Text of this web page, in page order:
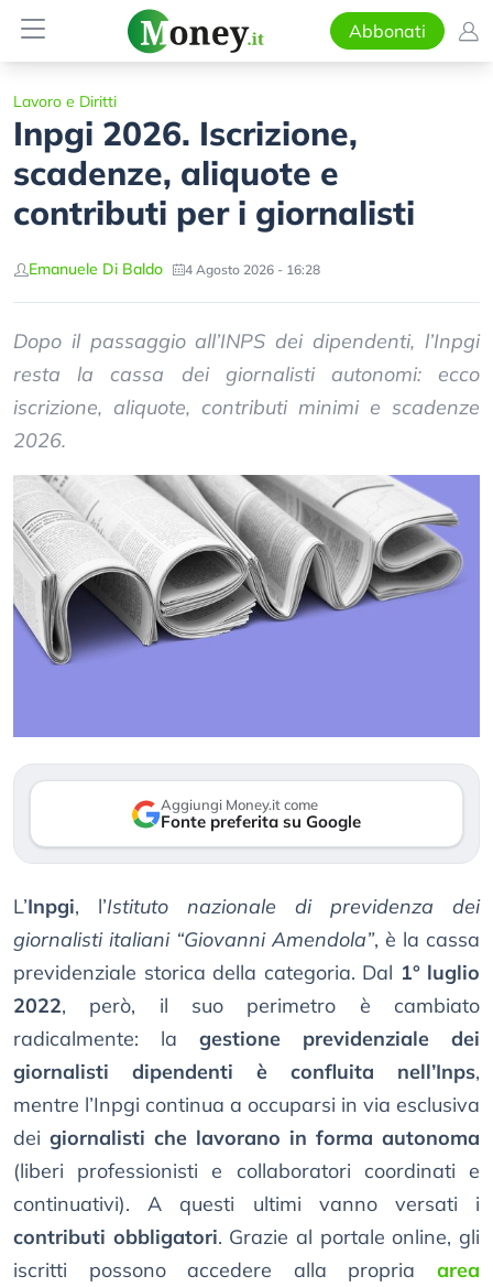
Abbonati
Lavoro e Diritti
Inpgi 2026. Iscrizione,
scadenze, aliquote e
contributi per i giornalisti
Emanuele Di Baldo 4 Agosto 2026 - 16:28
Dopo il passaggio all’INPS dei dipendenti, l’Inpgi
resta la cassa dei giornalisti autonomi: ecco
iscrizione, aliquote, contributi minimi e scadenze
2026.
Aggiungi Money.it come
Fonte preferita su Google
L’Inpgi, l’Istituto nazionale di previdenza dei
giornalisti italiani “Giovanni Amendola”, è la cassa
previdenziale storica della categoria. Dal 1° luglio
2022, però, il suo perimetro è cambiato
radicalmente: la gestione previdenziale dei
giornalisti dipendenti è confluita nell’Inps,
mentre l’Inpgi continua a occuparsi in via esclusiva
dei giornalisti che lavorano in forma autonoma
(liberi professionisti e collaboratori coordinati e
continuativi). A questi ultimi vanno versati i
contributi obbligatori. Grazie al portale online, gli
iscritti possono accedere alla propria area